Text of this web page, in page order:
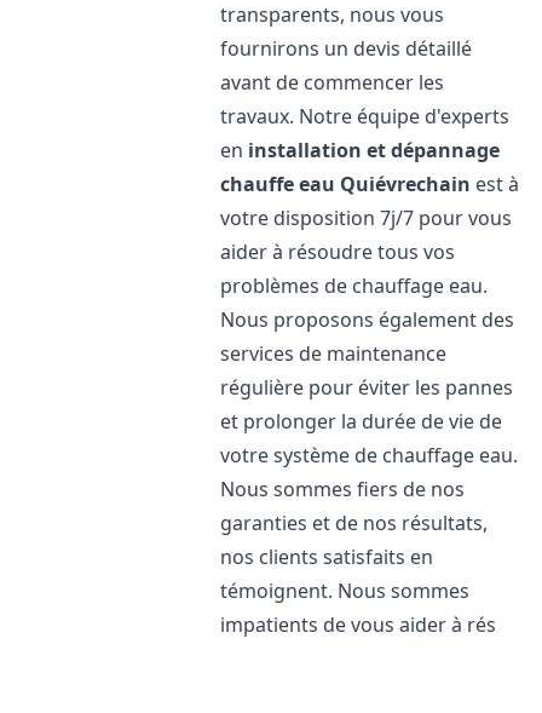
transparents, nous vous
fournirons un devis détaillé
avant de commencer les
travaux. Notre équipe d'experts
en installation et dépannage
chauffe eau Quiévrechain est à
votre disposition 7j/7 pour vous
aider à résoudre tous vos
problèmes de chauffage eau.
Nous proposons également des
services de maintenance
régulière pour éviter les pannes
et prolonger la durée de vie de
votre système de chauffage eau.
Nous sommes fiers de nos
garanties et de nos résultats,
nos clients satisfaits en
témoignent. Nous sommes
impatients de vous aider à rés